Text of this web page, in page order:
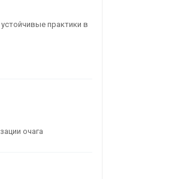
практики в
очага